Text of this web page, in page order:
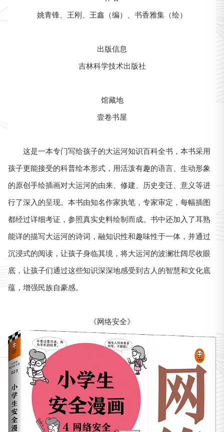
姚青锋、王刚、王鑫（编）、书香雅集（绘）
出版信息
吉林科学技术出版社
馆藏地
壹卷书屋
这是一本专门写给孩子的大运河知识百科全书，本书采用
孩子更能接受的科普绘本形式，用活泼有趣的语言、生动形象
的原创手绘插画对大运河的由来、修建、历史变迁、意义等进
行了深入的呈现。本书由知名作家执笔，专家审定，每幅插图
都经过详细考证，参照真实史料绘制而成。书中还加入了耳熟
能详的描写大运河的诗词，融知识性和趣味性于一体，并通过
沉浸式的阅读，让孩子身临其境，将大运河的波澜壮阔尽收眼
底，让孩子们通过这些知识深深地感受到古人的智慧和文化底
蕴，增强民族自豪感。
《网络安全》